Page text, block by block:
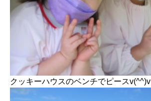
クッキーハウスのベンチでピースv(^^)v